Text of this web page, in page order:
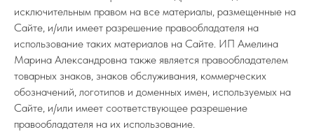
исключительным правом на все материалы, размещенные на
Сайте, и/или имеет разрешение правообладателя на
использование таких материалов на Сайте. ИП Амелина
Марина Александровна также является правообладателем
товарных знаков, знаков обслуживания, коммерческих
обозначений, логотипов и доменных имен, используемых на
Сайте, и/или имеет соответствующее разрешение
правообладателя на их использование.